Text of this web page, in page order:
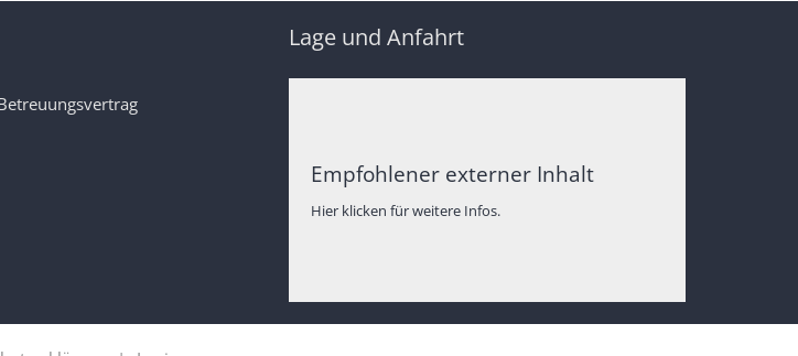
Lage und Anfahrt
Empfohlener externer Inhalt
Hier klicken für weitere Infos.